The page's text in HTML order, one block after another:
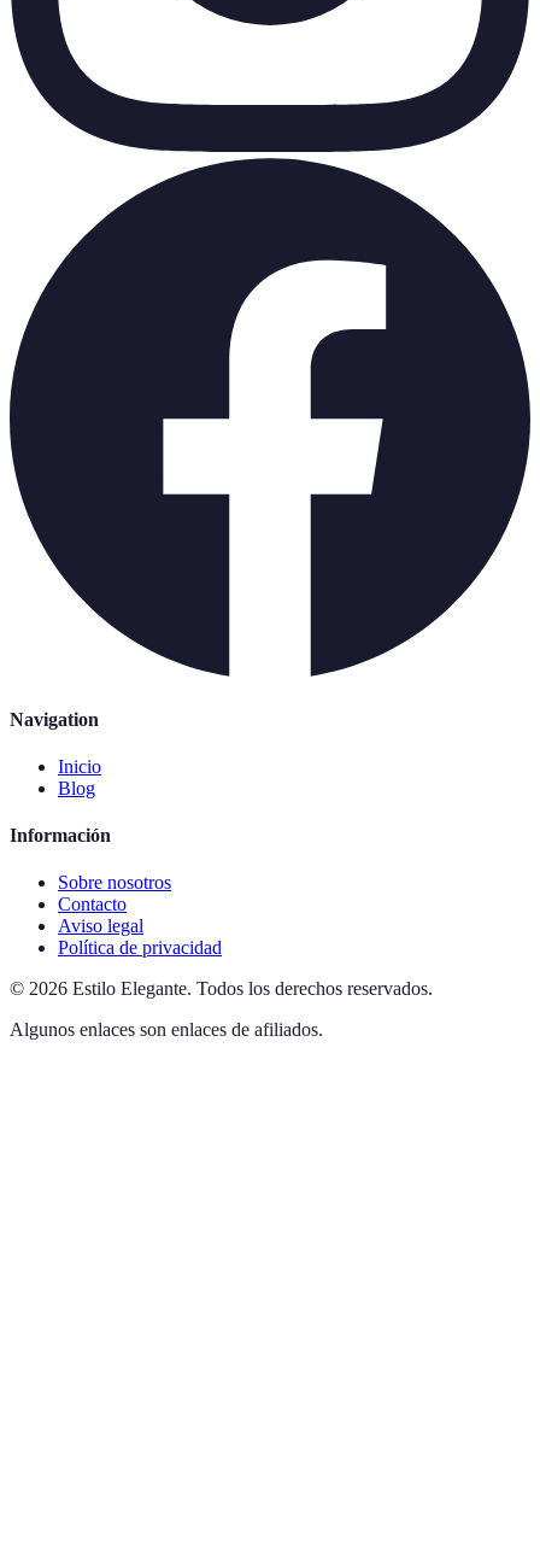
Navigation
Inicio
Blog
Información
Sobre nosotros
Contacto
Aviso legal
Política de privacidad
© 2026 Estilo Elegante. Todos los derechos reservados.
Algunos enlaces son enlaces de afiliados.